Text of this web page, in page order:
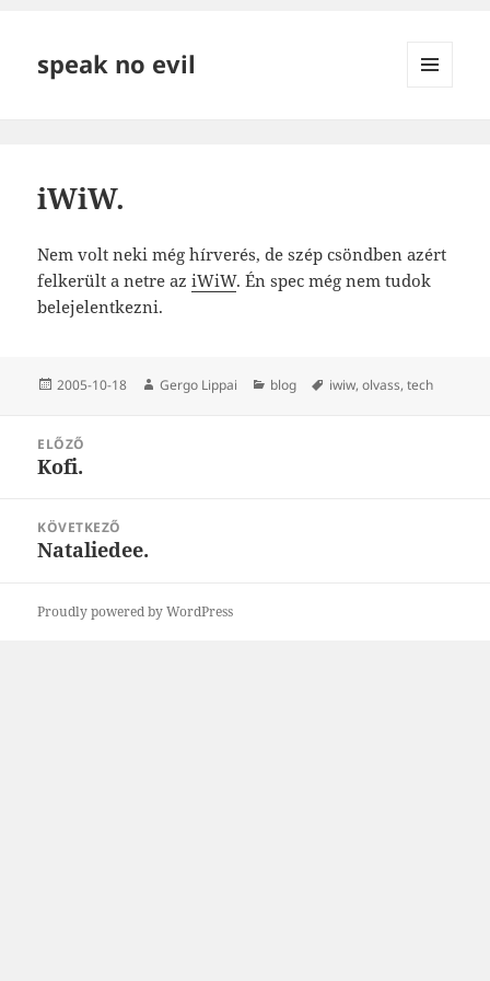
speak no evil
iWiW.
Nem volt neki még hírverés, de szép csöndben azért
felkerült a netre aziWiW. Én spec még nem tudok
belejelentkezni.
Közzétéve
2005-10-18 Szerző
Gergo Lippai Kategória
blog Címke
iwiw,olvass,tech
navigáció
ELŐZŐ
Korábbi
Kofi.
KÖVETKEZŐ
Következő
Nataliedee.
Proudly powered by WordPress